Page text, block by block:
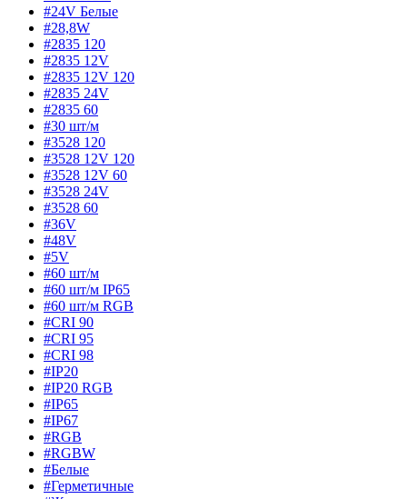
#24V Белые
#28,8W
#2835 120
#2835 12V
#2835 12V 120
#2835 24V
#2835 60
#30 шт/м
#3528 120
#3528 12V 120
#3528 12V 60
#3528 24V
#3528 60
#36V
#48V
#5V
#60 шт/м
#60 шт/м IP65
#60 шт/м RGB
#CRI 90
#CRI 95
#CRI 98
#IP20
#IP20 RGB
#IP65
#IP67
#RGB
#RGBW
#Белые
#Герметичные